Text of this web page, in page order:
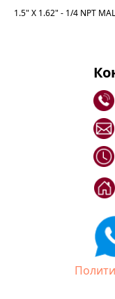
1.5" X 1.62" - 1/4 NPT